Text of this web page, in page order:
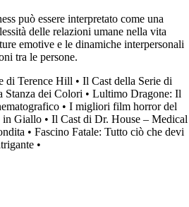
può essere interpretato come una
delle relazioni umane nella vita
emotive e le dinamiche interpersonali
tra le persone.
di Terence Hill • Il Cast della Serie di
Stanza dei Colori • Lultimo Dragone: Il
• I migliori film horror del
in Giallo • Il Cast di Dr. House – Medical
• Fascino Fatale: Tutto ciò che devi
•